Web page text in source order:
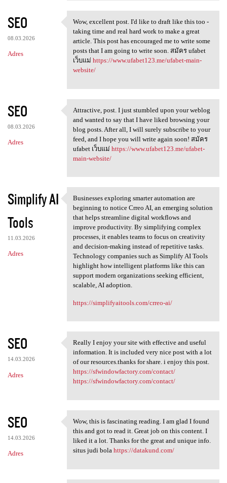
SEO
08.03.2026
Adres
Wow, excellent post. I'd like
Wow, excellent post. I'd like to draft like this too -
taking time and real hard work to make a great
article. This post has encouraged me to write some
posts that I am going to write soon. สมัคร ufabet
เว็บแม่ https://www.ufabet123.me/ufabet-main-
website/
SEO
08.03.2026
Adres
Attractive, post. I just
Attractive, post. I just stumbled upon your weblog
and wanted to say that I have liked browsing your
blog posts. After all, I will surely subscribe to your
feed, and I hope you will write again soon! สมัคร
ufabet เว็บแม่ https://www.ufabet123.me/ufabet-
main-website/
Simplify AI
Tools
11.03.2026
Adres
Businesses exploring smarter
Businesses exploring smarter automation are
beginning to notice Crreo AI, an emerging solution
that helps streamline digital workflows and
improve productivity. By simplifying complex
processes, it enables teams to focus on creativity
and decision-making instead of repetitive tasks.
Technology companies such as Simplify AI Tools
highlight how intelligent platforms like this can
support modern organizations seeking efficient,
scalable, AI adoption.
https://simplifyaitools.com/crreo-ai/
SEO
14.03.2026
Adres
Really I enjoy your site with
Really I enjoy your site with effective and useful
information. It is included very nice post with a lot
of our resources.thanks for share. i enjoy this post.
https://sfwindowfactory.com/contact/
https://sfwindowfactory.com/contact/
SEO
14.03.2026
Adres
Wow, this is fascinating
Wow, this is fascinating reading. I am glad I found
this and got to read it. Great job on this content. I
liked it a lot. Thanks for the great and unique info.
situs judi bola https://datakund.com/